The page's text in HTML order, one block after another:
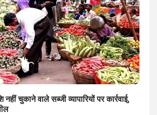
नहीं चुकाने वाले सब्जी व्यापारियों पर कार्रवाई,